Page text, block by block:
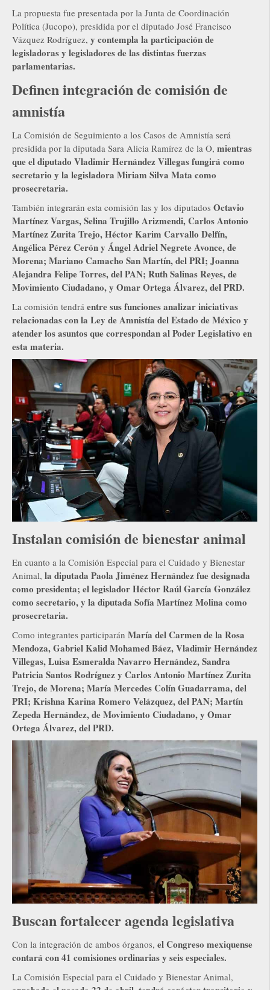
La propuesta fue presentada por la Junta de Coordinación
Política (Jucopo), presidida por el diputado José Francisco
Vázquez Rodríguez, y contempla la participación de
legisladoras y legisladores de las distintas fuerzas
parlamentarias.
Definen integración de comisión de
amnistía
La Comisión de Seguimiento a los Casos de Amnistía será
presidida por la diputada Sara Alicia Ramírez de la O, mientras
que el diputado Vladimir Hernández Villegas fungirá como
secretario y la legisladora Miriam Silva Mata como
prosecretaria.
También integrarán esta comisión las y los diputados Octavio
Martínez Vargas, Selina Trujillo Arizmendi, Carlos Antonio
Martínez Zurita Trejo, Héctor Karim Carvallo Delfín,
Angélica Pérez Cerón y Ángel Adriel Negrete Avonce, de
Morena; Mariano Camacho San Martín, del PRI; Joanna
Alejandra Felipe Torres, del PAN; Ruth Salinas Reyes, de
Movimiento Ciudadano, y Omar Ortega Álvarez, del PRD.
La comisión tendrá entre sus funciones analizar iniciativas
relacionadas con la Ley de Amnistía del Estado de México y
atender los asuntos que correspondan al Poder Legislativo en
esta materia.
Instalan comisión de bienestar animal
En cuanto a la Comisión Especial para el Cuidado y Bienestar
Animal, la diputada Paola Jiménez Hernández fue designada
como presidenta; el legislador Héctor Raúl García González
como secretario, y la diputada Sofía Martínez Molina como
prosecretaria.
Como integrantes participarán María del Carmen de la Rosa
Mendoza, Gabriel Kalid Mohamed Báez, Vladimir Hernández
Villegas, Luisa Esmeralda Navarro Hernández, Sandra
Patricia Santos Rodríguez y Carlos Antonio Martínez Zurita
Trejo, de Morena; María Mercedes Colín Guadarrama, del
PRI; Krishna Karina Romero Velázquez, del PAN; Martín
Zepeda Hernández, de Movimiento Ciudadano, y Omar
Ortega Álvarez, del PRD.
Buscan fortalecer agenda legislativa
Con la integración de ambos órganos, el Congreso mexiquense
contará con 41 comisiones ordinarias y seis especiales.
La Comisión Especial para el Cuidado y Bienestar Animal,